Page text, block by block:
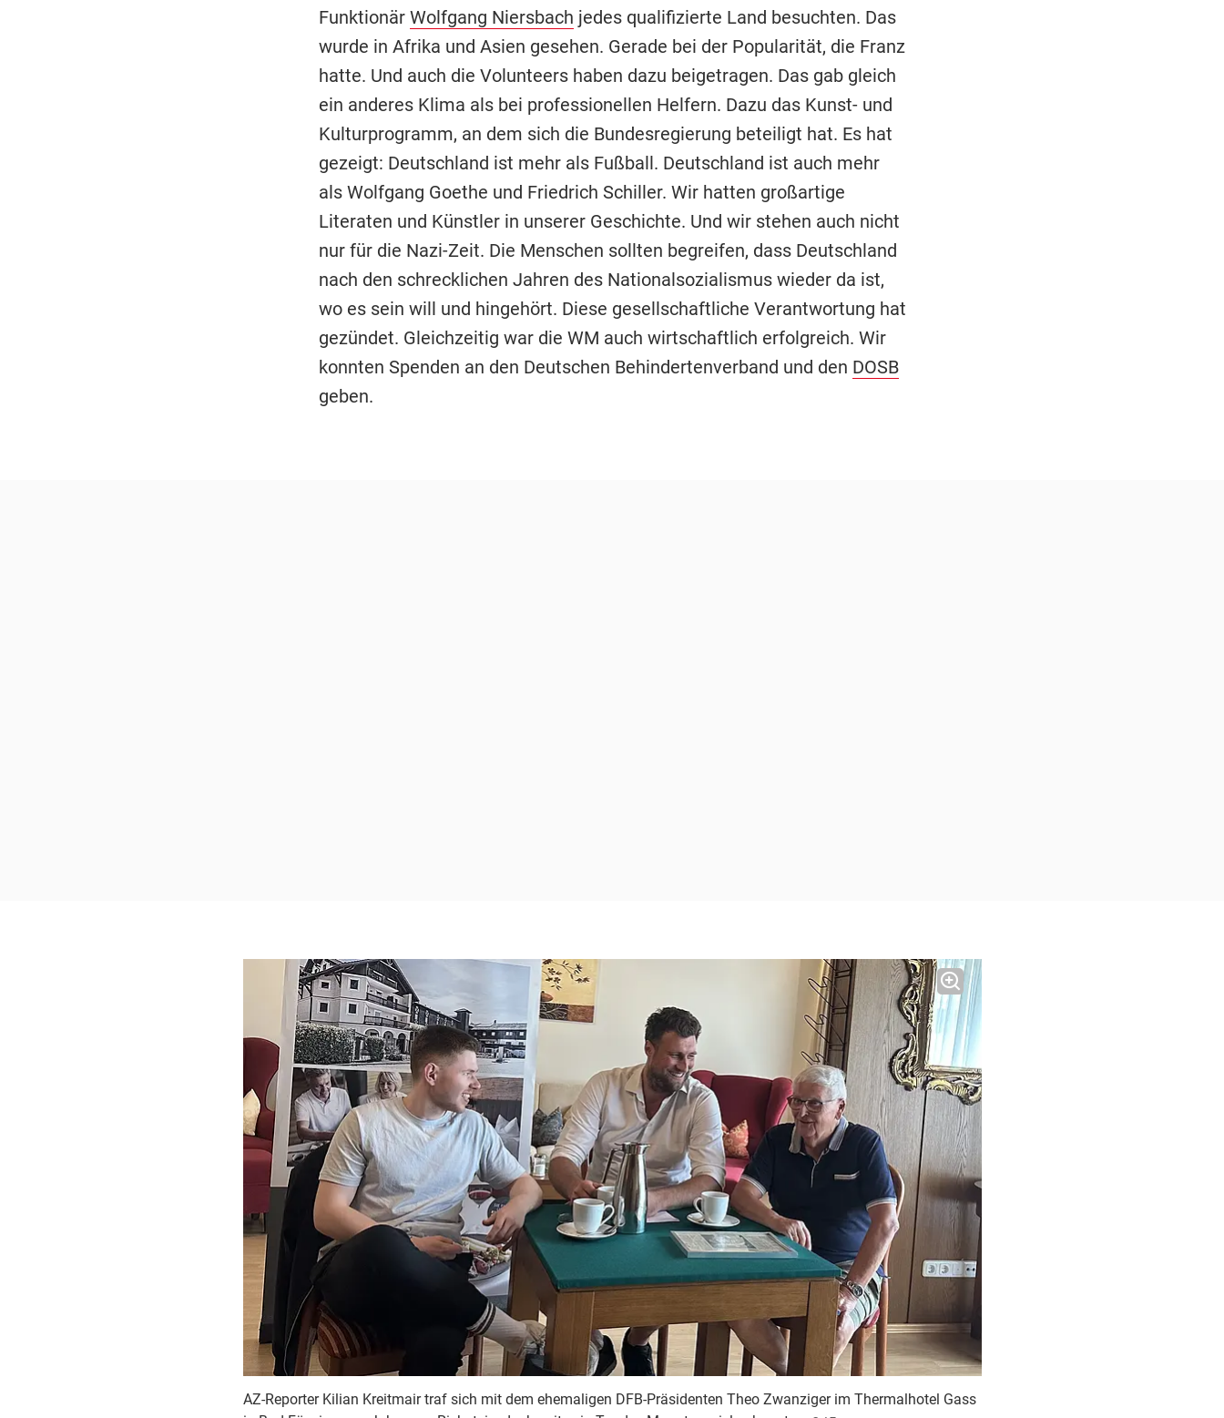
Funktionär Wolfgang Niersbach jedes qualifizierte Land besuchten. Das
wurde in Afrika und Asien gesehen. Gerade bei der Popularität, die Franz
hatte. Und auch die Volunteers haben dazu beigetragen. Das gab gleich
ein anderes Klima als bei professionellen Helfern. Dazu das Kunst- und
Kulturprogramm, an dem sich die Bundesregierung beteiligt hat. Es hat
gezeigt: Deutschland ist mehr als Fußball. Deutschland ist auch mehr
als Wolfgang Goethe und Friedrich Schiller. Wir hatten großartige
Literaten und Künstler in unserer Geschichte. Und wir stehen auch nicht
nur für die Nazi-Zeit. Die Menschen sollten begreifen, dass Deutschland
nach den schrecklichen Jahren des Nationalsozialismus wieder da ist,
wo es sein will und hingehört. Diese gesellschaftliche Verantwortung hat
gezündet. Gleichzeitig war die WM auch wirtschaftlich erfolgreich. Wir
konnten Spenden an den Deutschen Behindertenverband und den DOSB
geben.
AZ-Reporter Kilian Kreitmair traf sich mit dem ehemaligen DFB-Präsidenten Theo Zwanziger im Thermalhotel Gass